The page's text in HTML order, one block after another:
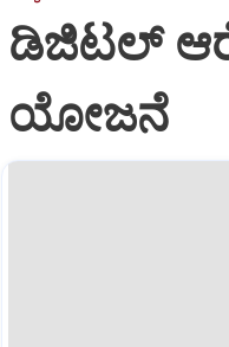
ಡಿಜಿಟಲ್‌
ಯೋಜನೆ